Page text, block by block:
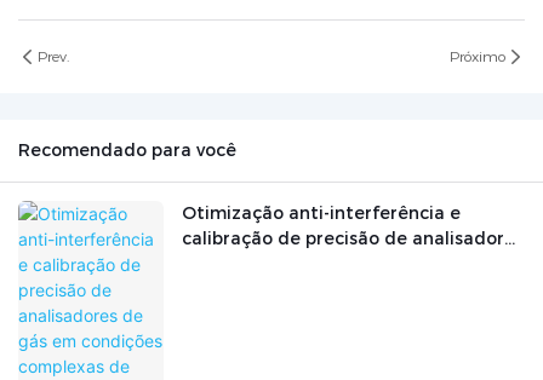
Prev. Próximo
Recomendado para você
Otimização anti-interferência e
calibração de precisão de analisadores